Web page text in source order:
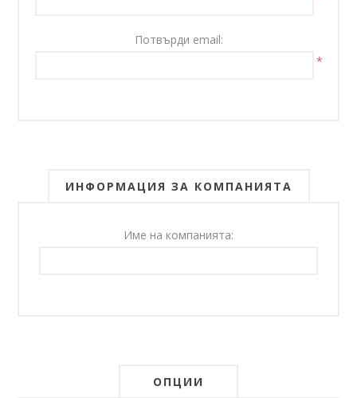
Потвърди email:
*
ИНФОРМАЦИЯ ЗА КОМПАНИЯТА
Име на компанията:
ОПЦИИ